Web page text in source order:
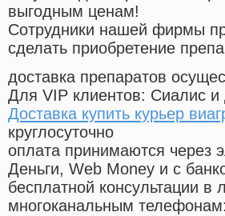
выгодным ценам!
Cотрудники нашей фирмы
сделать приобретение
доставка препаратов
Для VIP клиентов: Сиалис и
Доставка купить курьер
круглосуточно
оплата принимаются через
Деньги, Web Money и с
бесплатной консультации
многоканальным телефонам: